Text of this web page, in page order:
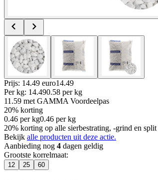
Prijs: 14.49 euro14.49
Per kg: 14.490.58 per kg
11.59 met GAMMA Voordeelpas
20% korting
0.46 per kg0.46 per kg
20% korting op alle sierbestrating, -grind en
Bekijk alle producten uit deze actie.
Aanbieding nog 4 dagen geldig
Grootste korrelmaat:
12 25 60